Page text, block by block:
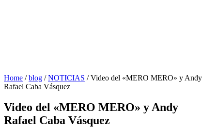
Home / blog / NOTICIAS / Video del «MERO MERO» y Andy
Rafael Caba Vásquez
Video del «MERO MERO» y Andy
Rafael Caba Vásquez